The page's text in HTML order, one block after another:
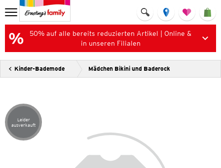
50% auf alle bereits reduzierten Artikel | Online &
in unseren Filialen
Kinder-Bademode Mädchen Bikini und Baderock
Artikel leider ausverkauft
Leider
ausverkauft